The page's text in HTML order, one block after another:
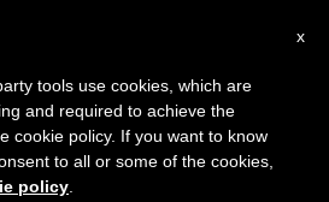
x
tools use cookies, which are
and required to achieve the
cookie policy. If you want to know
to all or some of the cookies,
policy